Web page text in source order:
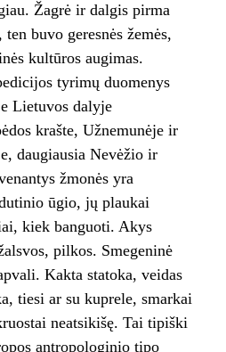
Žagrė ir dalgis pirma
buvo geresnės žemės,
kultūros augimas.
tyrimų duomenys
Lietuvos dalyje
krašte, Užnemunėje ir
daugiausia Nevėžio ir
žmonės yra
ūgio, jų plaukai
kiek banguoti. Akys
pilkos. Smegeninė
Kakta statoka, veidas
tiesi ar su kuprele, smarkai
neatsikišę. Tai tipiški
antropologinio tipo